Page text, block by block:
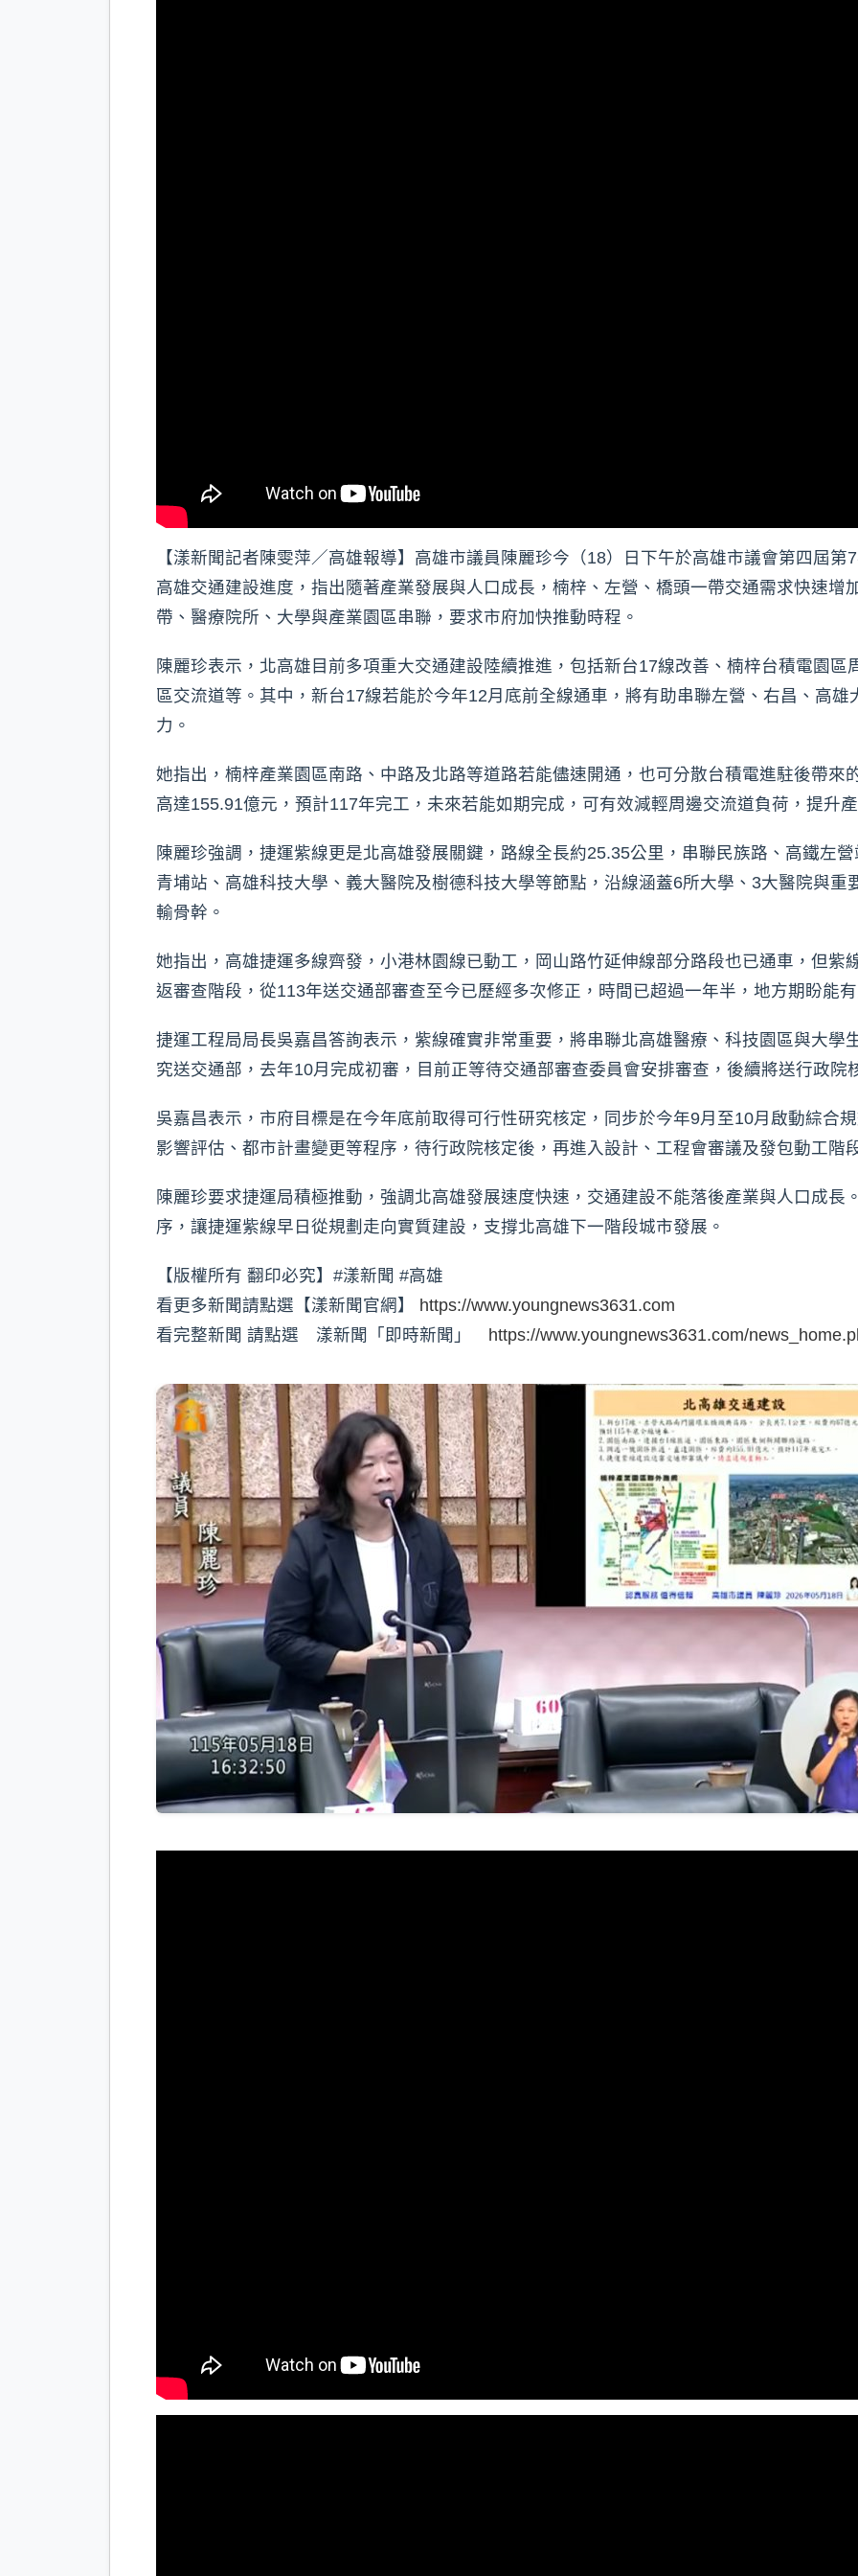
【漾新聞記者陳雯萍／高雄報導】高雄市議員陳麗珍今（18）日下午於高雄市議會第四屆
高雄交通建設進度，指出隨著產業發展與人口成長，楠梓、左營、橋頭一帶交通需求快速增
帶、醫療院所、大學與產業園區串聯，要求市府加快推動時程。
陳麗珍表示，北高雄目前多項重大交通建設陸續推進，包括新台17線改善、楠梓台積電園區
區交流道等。其中，新台17線若能於今年12月底前全線通車，將有助串聯左營、右昌、高
力。
她指出，楠梓產業園區南路、中路及北路等道路若能儘速開通，也可分散台積電進駐後帶來
高達155.91億元，預計117年完工，未來若能如期完成，可有效減輕周邊交流道負荷，提升
陳麗珍強調，捷運紫線更是北高雄發展關鍵，路線全長約25.35公里，串聯民族路、高鐵左
青埔站、高雄科技大學、義大醫院及樹德科技大學等節點，沿線涵蓋6所大學、3大醫院與重
輸骨幹。
她指出，高雄捷運多線齊發，小港林園線已動工，岡山路竹延伸線部分路段也已通車，但紫
返審查階段，從113年送交通部審查至今已歷經多次修正，時間已超過一年半，地方期盼能
捷運工程局局長吳嘉昌答詢表示，紫線確實非常重要，將串聯北高雄醫療、科技園區與大學
究送交通部，去年10月完成初審，目前正等待交通部審查委員會安排審查，後續將送行政院
吳嘉昌表示，市府目標是在今年底前取得可行性研究核定，同步於今年9月至10月啟動綜合
影響評估、都市計畫變更等程序，待行政院核定後，再進入設計、工程會審議及發包動工階
陳麗珍要求捷運局積極推動，強調北高雄發展速度快速，交通建設不能落後產業與人口成長
序，讓捷運紫線早日從規劃走向實質建設，支撐北高雄下一階段城市發展。
【版權所有 翻印必究】#漾新聞 #高雄
看更多新聞請點選【漾新聞官網】 https://www.youngnews3631.com
看完整新聞 請點選 漾新聞「即時新聞」 https://www.youngnews3631.com/